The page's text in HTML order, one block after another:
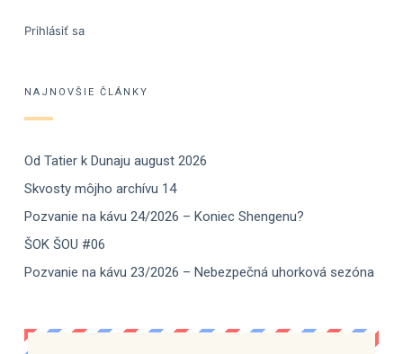
Prihlásiť sa
NAJNOVŠIE ČLÁNKY
Od Tatier k Dunaju august 2026
Skvosty môjho archívu 14
Pozvanie na kávu 24/2026 – Koniec Shengenu?
ŠOK ŠOU #06
Pozvanie na kávu 23/2026 – Nebezpečná uhorková sezóna